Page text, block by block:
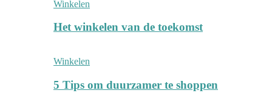
Winkelen
Het winkelen van de toekomst
Winkelen
5 Tips om duurzamer te shoppen